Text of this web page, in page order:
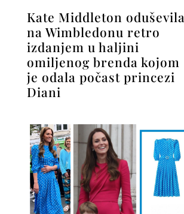
Kate Middleton oduševila
na Wimbledonu retro
izdanjem u haljini
omiljenog brenda kojom
je odala počast princezi
Diani